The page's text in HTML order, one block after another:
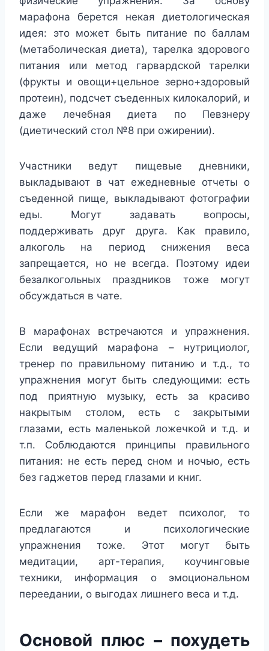
марафона берется некая диетологическая
идея: это может быть питание по баллам
(метаболическая диета), тарелка здорового
питания или метод гарвардской тарелки
(фрукты и овощи+цельное зерно+здоровый
протеин), подсчет съеденных килокалорий, и
даже лечебная диета по Певзнеру
(диетический стол №8 при ожирении).
Участники ведут пищевые дневники,
выкладывают в чат ежедневные отчеты о
съеденной пище, выкладывают фотографии
еды. Могут задавать вопросы,
поддерживать друг друга. Как правило,
алкоголь на период снижения веса
запрещается, но не всегда. Поэтому идеи
безалкогольных праздников тоже могут
обсуждаться в чате.
В марафонах встречаются и упражнения.
Если ведущий марафона – нутрициолог,
тренер по правильному питанию и т.д., то
упражнения могут быть следующими: есть
под приятную музыку, есть за красиво
накрытым столом, есть с закрытыми
глазами, есть маленькой ложечкой и т.д. и
т.п. Соблюдаются принципы правильного
питания: не есть перед сном и ночью, есть
без гаджетов перед глазами и книг.
Если же марафон ведет психолог, то
предлагаются и психологические
упражнения тоже. Этот могут быть
медитации, арт-терапия, коучинговые
техники, информация о эмоциональном
переедании, о выгодах лишнего веса и т.д.
Основой плюс – похудеть